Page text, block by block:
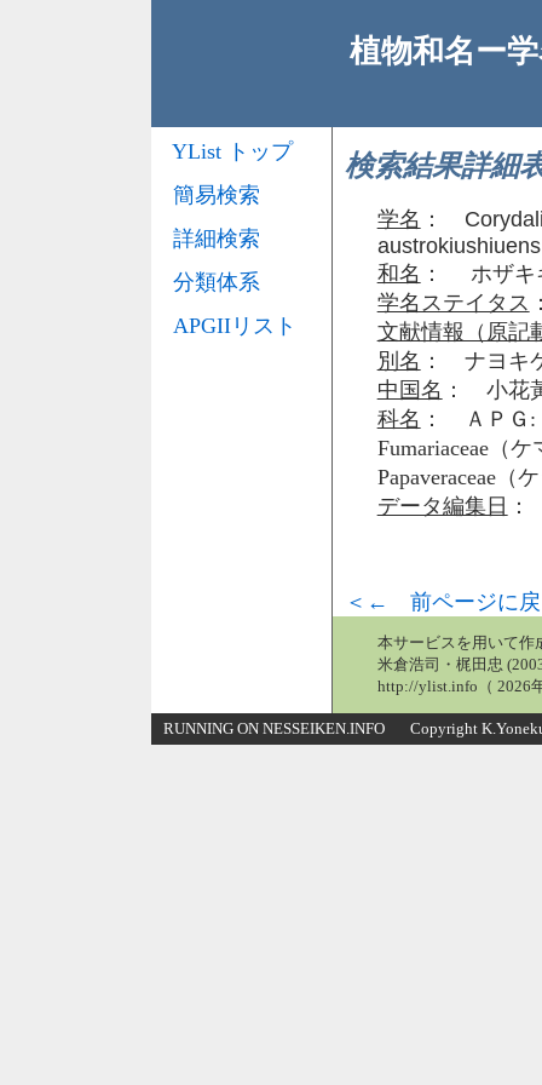
植物和名ー
検索結果詳細
学名 ：
和名 ： ホザキ
学名ステイタス
文献情報（原記
別名 ： ナヨキ
中国名 ： 小花
科名 ： ＡＰＧ:
Fumariaceae（
Papaveraceae（
データ編集日
＜← 前ページに戻
YList トップ
簡易検索
詳細検索
分類体系
APGIIリスト
本サービスを用いて作
米倉浩司・梶田忠
http://ylist.info（ 2026
RUNNING ON NESSEIKEN.INFO Copyright